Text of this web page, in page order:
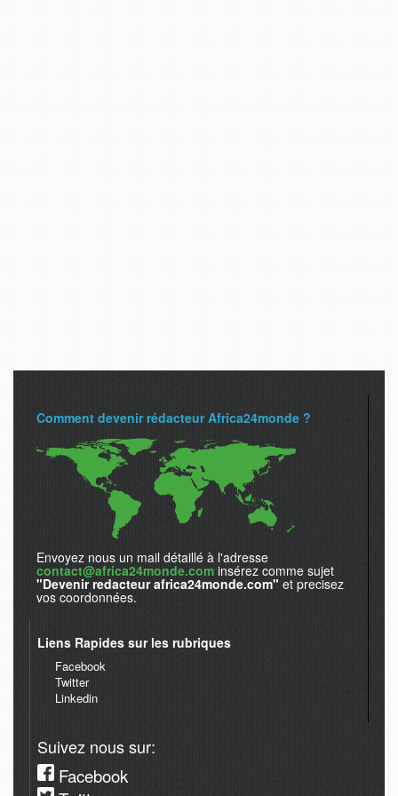
Comment devenir rédacteur Africa24monde ?
Envoyez nous un mail détaillé à l'adresse
contact@africa24monde.com insérez comme sujet
"Devenir redacteur africa24monde.com" et precisez
vos coordonnées.
Liens Rapides sur les rubriques
Facebook
Twitter
Linkedin
Suivez nous sur:
Facebook